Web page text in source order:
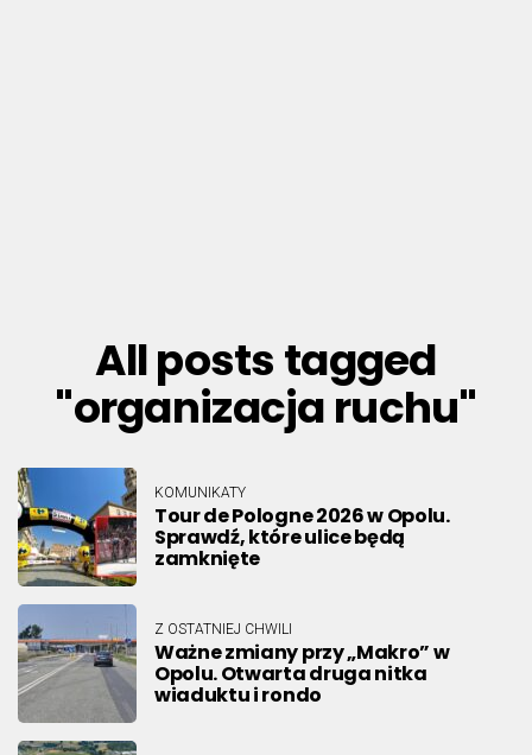
All posts tagged
"organizacja ruchu"
KOMUNIKATY
Tour de Pologne 2026 w Opolu.
Sprawdź, które ulice będą
zamknięte
Z OSTATNIEJ CHWILI
Ważne zmiany przy „Makro” w
Opolu. Otwarta druga nitka
wiaduktu i rondo